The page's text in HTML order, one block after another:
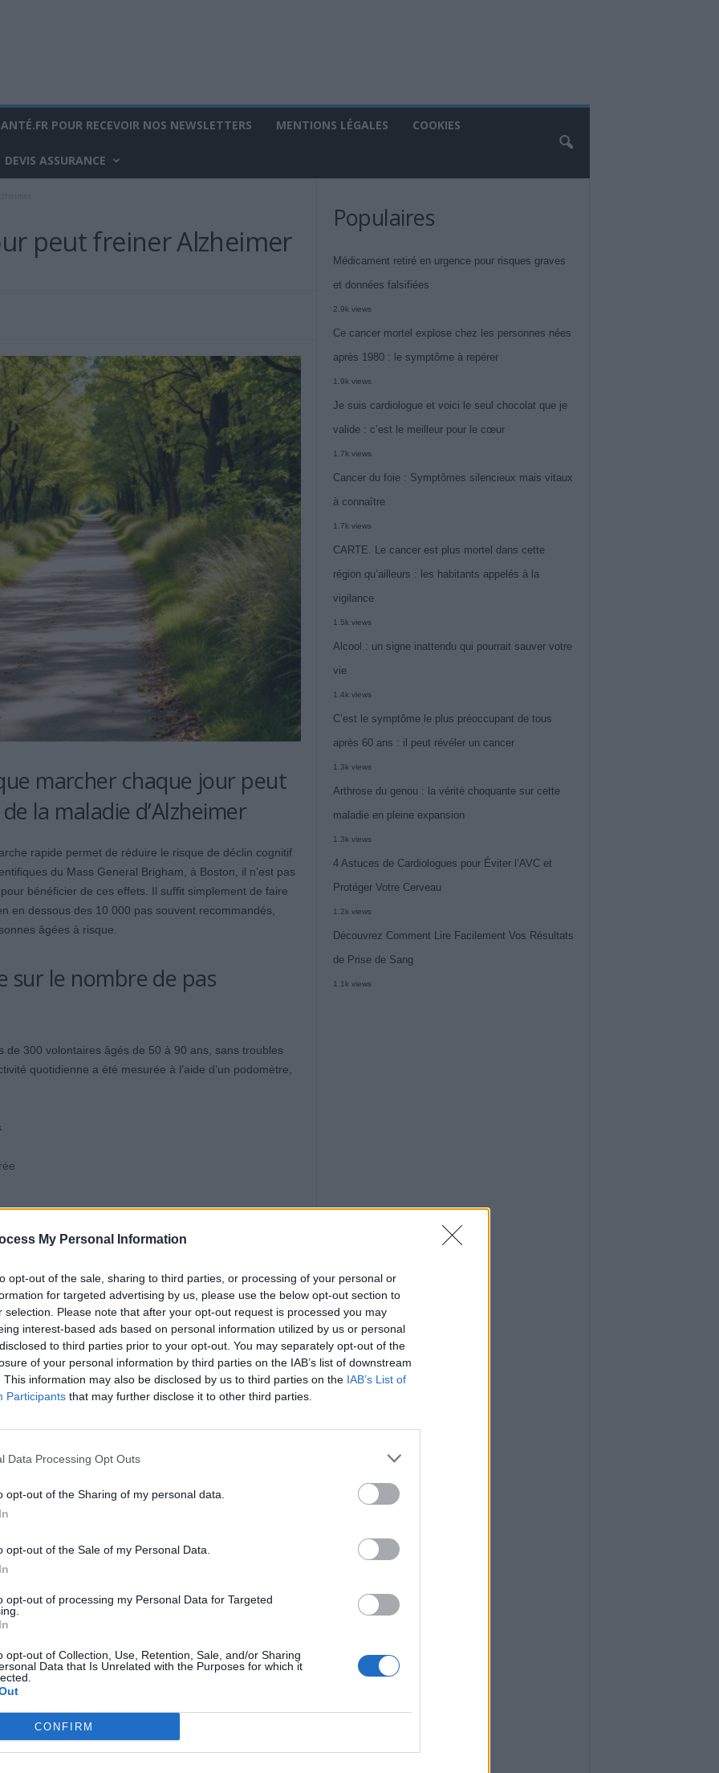
My Personal Information
opt-out of the sale, sharing to third parties, or processing of your personal or
for targeted advertising by us, please use the below opt-out section to
selection. Please note that after your opt-out request is processed you may
interest-based ads based on personal information utilized by us or personal
to third parties prior to your opt-out. You may separately opt-out of the
of your personal information by third parties on the IAB’s list of downstream
This information may also be disclosed by us to third parties on the IAB’s List of
Participants that may further disclose it to other third parties.
Data Processing Opt Outs
opt-out of the Sharing of my personal data.
opt-out of the Sale of my Personal Data.
opt-out of processing my Personal Data for Targeted
opt-out of Collection, Use, Retention, Sale, and/or Sharing
Data that Is Unrelated with the Purposes for which it
CONFIRM
POUR RECEVOIR NOS NEWSLETTERS MENTIONS LÉGALES COOKIES
DEVIS ASSURANCE
peut freiner Alzheimer
marcher chaque jour peut
la maladie d’Alzheimer
rapide permet de réduire le risque de déclin cognitif
du Mass General Brigham, à Boston, il n’est pas
bénéficier de ces effets. Il suffit simplement de faire
en dessous des 10 000 pas souvent recommandés,
âgées à risque.
sur le nombre de pas
300 volontaires âgés de 50 à 90 ans, sans troubles
quotidienne a été mesurée à l’aide d’un podomètre,
des examens d’imagerie cérébrale pour mesurer
deux marqueurs biologiques de la maladie
des tests cognitifs. Les résultats montrent que les
progression plus lente de ces protéines dans le cerveau,
effets étaient particulièrement visibles lorsque
que la marche pourrait agir lors des phases silencieuses
pour réduire le risque ?
3000 et 5000 pas par jour permettait de retarder le
En augmentant ce seuil à 5000-7500 pas, la progression
résultats concernent surtout les personnes déjà
d’Alzheimer.
proviennent de modèles observationnels. Pour atteindre
ils conseillent d’adapter progressivement ses
de pas actuel, puis augmenter de 500 à 1000 pas
petites sorties ou en privilégiant les escaliers. Si la
comme le vélo d’appartement ou la danse peuvent
factor in preclinical Alzheimer’s disease, Nature
Populaires
Médicament retiré en urgence pour risques graves
et données falsifiées
2.9k views
Ce cancer mortel explose chez les personnes nées
après 1980 : le symptôme à repérer
1.9k views
Je suis cardiologue et voici le seul chocolat que je
valide : c’est le meilleur pour le cœur
1.7k views
Cancer du foie : Symptômes silencieux mais vitaux
à connaître
1.7k views
CARTE. Le cancer est plus mortel dans cette
région qu’ailleurs : les habitants appelés à la
vigilance
1.5k views
Alcool : un signe inattendu qui pourrait sauver votre
vie
1.4k views
C’est le symptôme le plus préoccupant de tous
après 60 ans : il peut révéler un cancer
1.3k views
Arthrose du genou : la vérité choquante sur cette
maladie en pleine expansion
1.3k views
4 Astuces de Cardiologues pour Éviter l’AVC et
Protéger Votre Cerveau
1.2k views
Découvrez Comment Lire Facilement Vos Résultats
de Prise de Sang
1.1k views